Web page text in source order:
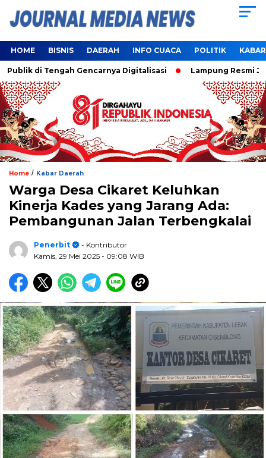
HOME BISNIS DAERAH INFO CUACA POLITIK
di Tengah Gencarnya Digitalisasi Lampung Resmi Jadi
Home / Kabar Daerah
Warga Desa Cikaret Keluhkan
Kinerja Kades yang Jarang Ada:
Pembangunan Jalan Terbengkalai
Penerbit
- Kontributor
Kamis, 29 Mei 2025 - 09:08 WIB